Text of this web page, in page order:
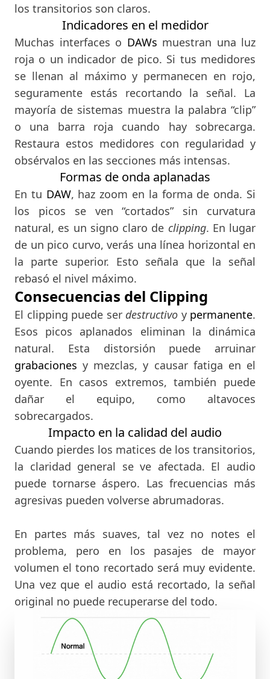
los transitorios son claros.
Indicadores en el medidor
Muchas interfaces o DAWs muestran una luz
roja o un indicador de pico. Si tus medidores
se llenan al máximo y permanecen en rojo,
seguramente estás recortando la señal. La
mayoría de sistemas muestra la palabra “clip”
o una barra roja cuando hay sobrecarga.
Restaura estos medidores con regularidad y
obsérvalos en las secciones más intensas.
Formas de onda aplanadas
En tu DAW, haz zoom en la forma de onda. Si
los picos se ven “cortados” sin curvatura
natural, es un signo claro de clipping. En lugar
de un pico curvo, verás una línea horizontal en
la parte superior. Esto señala que la señal
rebasó el nivel máximo.
Consecuencias del Clipping
El clipping puede ser destructivo y permanente.
Esos picos aplanados eliminan la dinámica
natural. Esta distorsión puede arruinar
grabaciones y mezclas, y causar fatiga en el
oyente. En casos extremos, también puede
dañar el equipo, como altavoces
sobrecargados.
Impacto en la calidad del audio
Cuando pierdes los matices de los transitorios,
la claridad general se ve afectada. El audio
puede tornarse áspero. Las frecuencias más
agresivas pueden volverse abrumadoras.
En partes más suaves, tal vez no notes el
problema, pero en los pasajes de mayor
volumen el tono recortado será muy evidente.
Una vez que el audio está recortado, la señal
original no puede recuperarse del todo.